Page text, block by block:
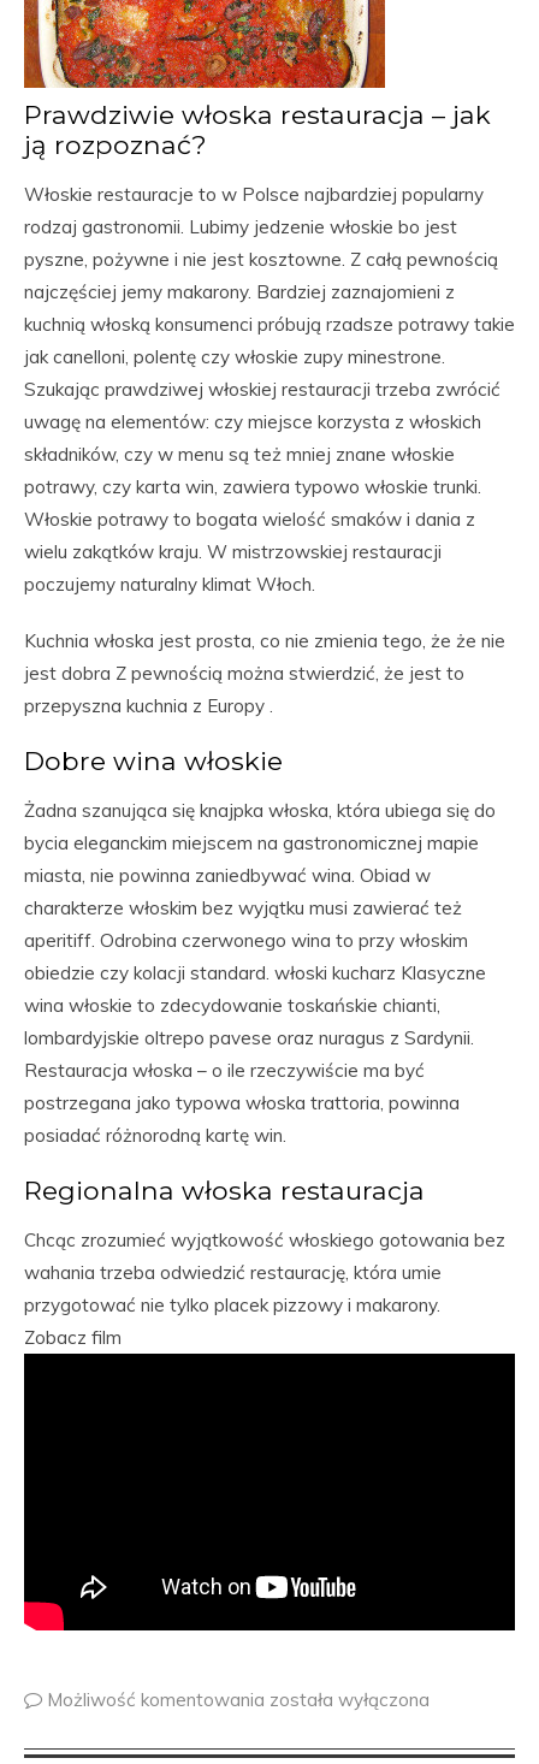
Prawdziwie włoska restauracja – jak
ją rozpoznać?
Włoskie restauracje to w Polsce najbardziej popularny
rodzaj gastronomii. Lubimy jedzenie włoskie bo jest
pyszne, pożywne i nie jest kosztowne. Z całą pewnością
najczęściej jemy makarony. Bardziej zaznajomieni z
kuchnią włoską konsumenci próbują rzadsze potrawy takie
jak canelloni, polentę czy włoskie zupy minestrone.
Szukając prawdziwej włoskiej restauracji trzeba zwrócić
uwagę na elementów: czy miejsce korzysta z włoskich
składników, czy w menu są też mniej znane włoskie
potrawy, czy karta win, zawiera typowo włoskie trunki.
Włoskie potrawy to bogata wielość smaków i dania z
wielu zakątków kraju. W mistrzowskiej restauracji
poczujemy naturalny klimat Włoch.
Kuchnia włoska jest prosta, co nie zmienia tego, że że nie
jest dobra Z pewnością można stwierdzić, że jest to
przepyszna kuchnia z Europy .
Dobre wina włoskie
Żadna szanująca się knajpka włoska, która ubiega się do
bycia eleganckim miejscem na gastronomicznej mapie
miasta, nie powinna zaniedbywać wina. Obiad w
charakterze włoskim bez wyjątku musi zawierać też
aperitiff. Odrobina czerwonego wina to przy włoskim
obiedzie czy kolacji standard. włoski kucharz Klasyczne
wina włoskie to zdecydowanie toskańskie chianti,
lombardyjskie oltrepo pavese oraz nuragus z Sardynii.
Restauracja włoska – o ile rzeczywiście ma być
postrzegana jako typowa włoska trattoria, powinna
posiadać różnorodną kartę win.
Regionalna włoska restauracja
Chcąc zrozumieć wyjątkowość włoskiego gotowania bez
wahania trzeba odwiedzić restaurację, która umie
przygotować nie tylko placek pizzowy i makarony.
Zobacz film
Możliwość komentowania została wyłączona